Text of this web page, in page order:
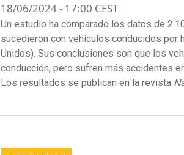
18/06/2024 - 17:00 CEST
Un estudio ha comparado los datos de
sucedieron con vehículos conducidos por
Unidos). Sus conclusiones son que los
conducción, pero sufren más accidentes
Los resultados se publican en la revista